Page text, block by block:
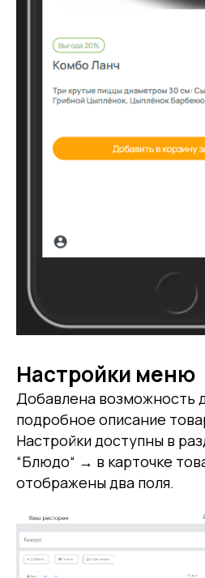
Настройки меню
Добавлена возможность
подробное описание
Настройки доступны в
“Блюдо“ → в карточке
отображены два поля.